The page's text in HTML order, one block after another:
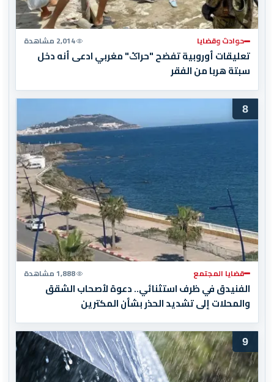
حوادث وقضايا 2,014 مشاهدة
تعليقات أوروبية تفضح "حراݣ" مغربي ادعى أنه دخل
سبتة هربا من الفقر
8
قضايا المجتمع 1,888 مشاهدة
الفنيدق في ظرف استثنائي.. دعوة لأصحاب الشقق
والمحلات إلى تشديد الحذر بشأن المكترين
9